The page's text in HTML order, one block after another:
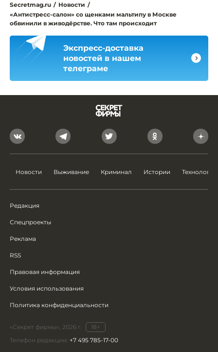
Secretmag.ru / Новости /
«Антистресс-салон» со щенками мальтипу в Москве
обвинили в живодёрстве. Что там происходит
Экспресс-доставка
новостей в нашем
телеграме
Новости Выживание Криминал Истории Технологии
Редакция
Спецпроекты
Реклама
RSS
Правовая информация
Условия использования
Политика конфиденциальности
«Секрет фирмы», 2026 г.
18+
Телефон редакции: +7 495 785-17-00